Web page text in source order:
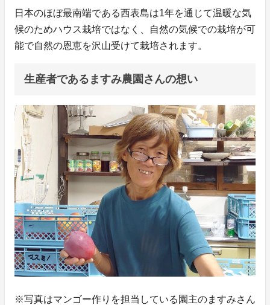
日本のほぼ最南端である西表島は1年を通じて温暖な気
候のためハウス栽培ではなく、自然の気候での栽培が可
能で自然の恩恵を沢山受けて栽培されます。
生産者であるますみ農園さんの想い
※写真はマンゴー作りを担当している園主のますみさん